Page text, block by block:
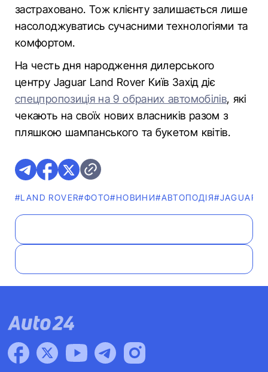
застраховано. Тож клієнту залишається лише
насолоджуватись сучасними технологіями та
комфортом.
На честь дня народження дилерського
центру Jaguar Land Rover Київ Захід діє
спецпропозиція на 9 обраних автомобілів, які
чекають на своїх нових власників разом з
пляшкою шампанського та букетом квітів.
#LAND ROVER#ФОТО#НОВИНИ#АВТОПОДІЯ#JAGUAR